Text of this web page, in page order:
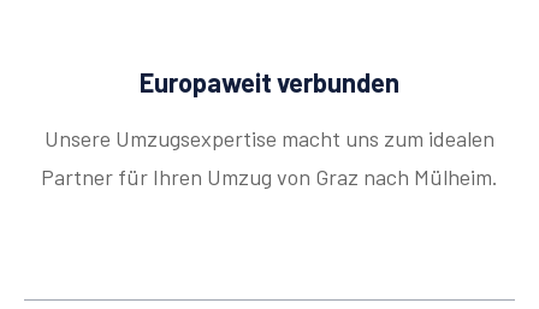
Europaweit verbunden
Unsere Umzugsexpertise macht uns zum idealen
Partner für Ihren Umzug von Graz nach Mülheim.